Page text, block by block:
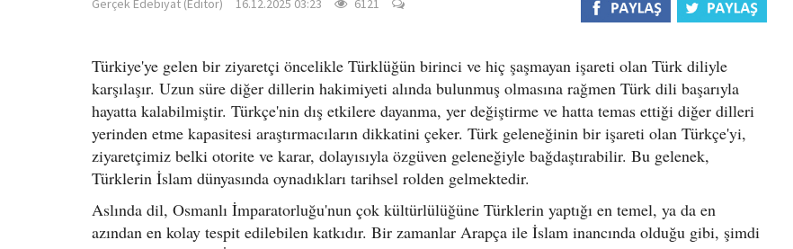
Gerçek Edebiyat (Editör) 16.12.2025 03:23 6121
Türkiye'ye gelen bir ziyaretçi öncelikle Türklüğün birinci ve hiç şaşmayan işareti olan Türk diliyle
karşılaşır. Uzun süre diğer dillerin hakimiyeti alında bulunmuş olmasına rağmen Türk dili başarıyla
hayatta kalabilmiştir. Türkçe'nin dış etkilere dayanma, yer değiştirme ve hatta temas ettiği diğer dilleri
yerinden etme kapasitesi araştırmacıların dikkatini çeker. Türk geleneğinin bir işareti olan Türkçe'yi,
ziyaretçimiz belki otorite ve karar, dolayısıyla özgüven geleneğiyle bağdaştırabilir. Bu gelenek,
Türklerin İslam dünyasında oynadıkları tarihsel rolden gelmektedir.
Aslında dil, Osmanlı İmparatorluğu'nun çok kültürlülüğüne Türklerin yaptığı en temel, ya da en
azından en kolay tespit edilebilen katkıdır. Bir zamanlar Arapça ile İslam inancında olduğu gibi, şimdi